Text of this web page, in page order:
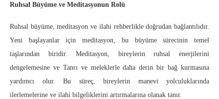
Ruhsal Büyüme ve Meditasyonun Rolü
Ruhsal büyüme, meditasyon ve ilahi rehberlikle doğrudan bağlantılıdır.
Yeni başlayanlar için meditasyon, bu büyüme sürecinin temel
taşlarından biridir. Meditasyon, bireylerin ruhsal enerjilerini
dengelemesine ve Tanrı ve meleklerle daha derin bir bağ kurmasına
yardımcı olur. Bu süreç, bireylerin manevi yolculuklarında
ilerlemelerine ve ilahi bilgeliklerini artırmalarına olanak tanır.